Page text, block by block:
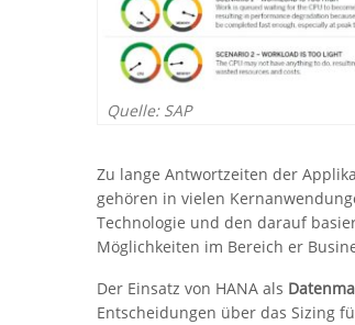
Quelle: SAP
Zu lange Antwortzeiten der
gehören in vielen
Technologie und den darauf
Möglichkeiten im Bereich er
Der Einsatz von HANA als
Entscheidungen über das Sizing